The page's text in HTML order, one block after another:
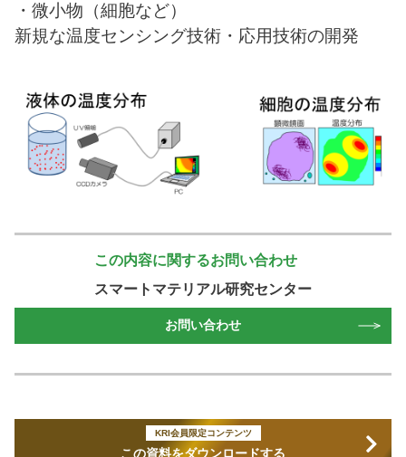
・微小物（細胞など）
新規な温度センシング技術・応用技術の開発
この内容に関するお問い合わせ
スマートマテリアル研究センター
お問い合わせ
KRI会員限定コンテンツ
この資料をダウンロードする